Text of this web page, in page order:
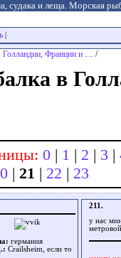
судака и леща. Морская
Голландии, Франции и .... /
в
0 | 1 | 2 | 3 |
| 21 | 22 | 23
германия
Crailsheim, если то
211.
у нас